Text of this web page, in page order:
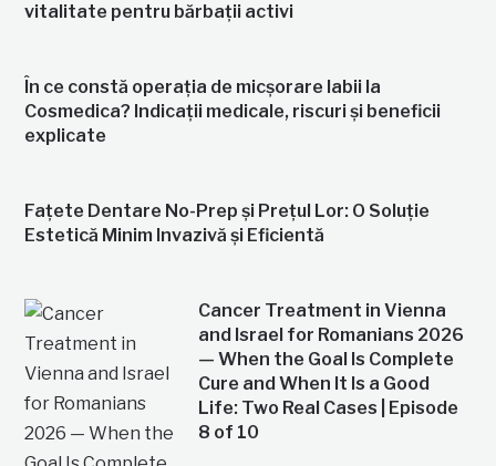
vitalitate pentru bărbații activi
În ce constă operația de micșorare labii la
Cosmedica? Indicații medicale, riscuri și beneficii
explicate
Fațete Dentare No-Prep și Prețul Lor: O Soluție
Estetică Minim Invazivă și Eficientă
Cancer Treatment in Vienna
and Israel for Romanians 2026
— When the Goal Is Complete
Cure and When It Is a Good
Life: Two Real Cases | Episode
8 of 10